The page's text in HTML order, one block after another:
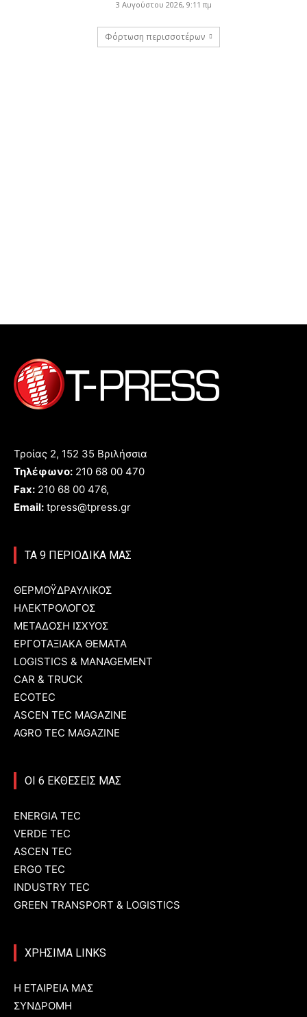
3 Αυγούστου 2026, 9:11 πμ
Φόρτωση περισσοτέρων
Τροίας 2, 152 35 Βριλήσσια
Τηλέφωνο: 210 68 00 470
Fax: 210 68 00 476,
Email: tpress@tpress.gr
ΤΑ 9 ΠΕΡΙΟΔΙΚΑ ΜΑΣ
ΘΕΡΜΟΫΔΡΑΥΛΙΚΟΣ
ΗΛΕΚΤΡΟΛΟΓΟΣ
ΜΕΤΑΔΟΣΗ ΙΣΧΥΟΣ
ΕΡΓΟΤΑΞΙΑΚΑ ΘΕΜΑΤΑ
LOGISTICS & MANAGEMENT
CAR & TRUCK
ECOTEC
ASCEN TEC MAGAZINE
AGRO TEC MAGAZINE
ΟΙ 6 ΕΚΘΕΣΕΙΣ ΜΑΣ
ENERGIA TEC
VERDE TEC
ASCEN TEC
ERGO TEC
INDUSTRY TEC
GREEN TRANSPORT & LOGISTICS
ΧΡΗΣΙΜΑ LINKS
Η ΕΤΑΙΡΕΙΑ ΜΑΣ
ΣΥΝΔΡΟΜΗ